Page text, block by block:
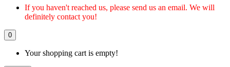
If you haven't reached us, please send us an email. We will
definitely contact you!
0
Your shopping cart is empty!